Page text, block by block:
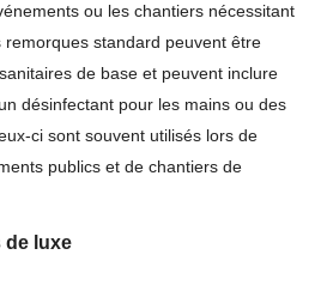
ou les chantiers nécessitant
standard peuvent être
de base et peuvent inclure
désinfectant pour les mains ou des
ci sont souvent utilisés lors de
publics et de chantiers de
de luxe